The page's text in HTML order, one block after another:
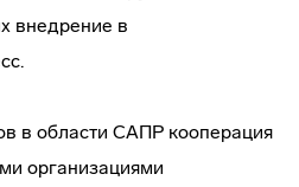
внедрение в
в области САПР кооперация
организациями